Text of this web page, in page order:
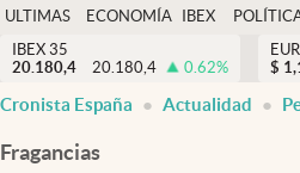
Actualidad
Criptomonedas
España
ULTIMAS
NOTICIAS
ECONOMÍA
FINANZAS
IBEX
EURO
IBEX 35
20.180,4
20.180,4 0.62%
$
Cronista España Actualidad
Fragancias